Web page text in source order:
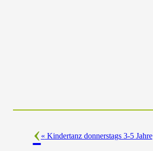
« Kindertanz donnerstags 3-5 Jahre